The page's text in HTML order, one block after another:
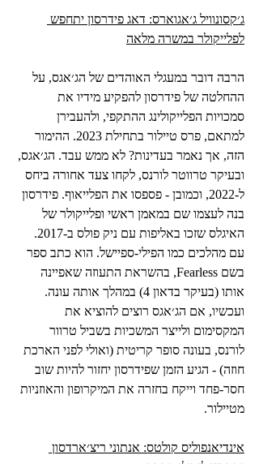
ג׳קסונוויל ג׳אגוארס: דאג פידרסון יתחפש
לפלייקולר במשרה מלאה
הרבה דובר במעגלי האוהדים של הג׳אגס, על
ההחלטה של פידרסון להפקיע מידיו את
סמכויות הפלייקולינג ההתקפי, ולהעבירן
למתאם, פרס טיילור בתחילת 2023. ההימור
הזה, אך נאמר בעדינות? לא ממש עבד. הג׳אגס,
ובעיקר טרווטר לורנס, לקחו צעד אחורה ביחס
ל-2022, וכמובן - פספסו את הפלייאוף. פידרסון
בנה לעצמו שם במאמן ראשי ופלייקולר של
האיגלס שזכו באליפות עם ניק פולס ב-2017.
עם מהלכים כמו הפילי-ספיישל. הוא כתב ספר
בשם Fearless, בהשראת התעוזה שאפיינה
אותו (בעיקר בדאון 4) במהלך אותה עונה.
ועכשיו, אם הג׳אגס רוצים להוציא את
המקסימום ולייצר המשכיות בשביל טרוור
לורנס, בעונה סופר קריטית (ואולי לפני הארכת
חוזה) - הגיע הזמן שפידרסון יחזור להיות שוב
חסר-פחד וייקח בחזרה את המיקרופון והאוזניות
מטיילור.
אינדיאנפוליס קולטס: אנתוני ריצ׳ארדסון